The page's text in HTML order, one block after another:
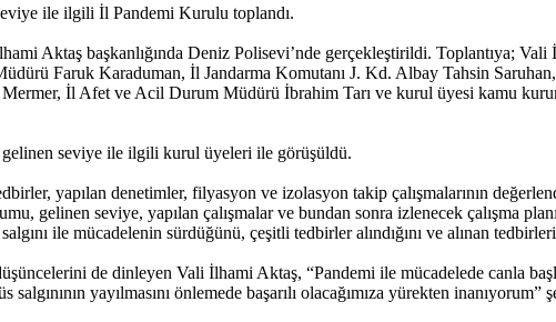
ile ilgili İl Pandemi Kurulu toplandı.
Aktaş başkanlığında Deniz Polisevi’nde gerçekleştirildi. Toplantıya;
Faruk Karaduman, İl Jandarma Komutanı J. Kd. Albay Tahsin
İl Afet ve Acil Durum Müdürü İbrahim Tarı ve kurul üyesi kamu
gelinen seviye ile ilgili kurul üyeleri ile görüşüldü.
yapılan denetimler, filyasyon ve izolasyon takip çalışmalarının
gelinen seviye, yapılan çalışmalar ve bundan sonra izlenecek çalışma
ile mücadelenin sürdüğünü, çeşitli tedbirler alındığını ve alınan
de dinleyen Vali İlhami Aktaş, “Pandemi ile mücadelede canla
yayılmasını önlemede başarılı olacağımıza yürekten inanıyorum”